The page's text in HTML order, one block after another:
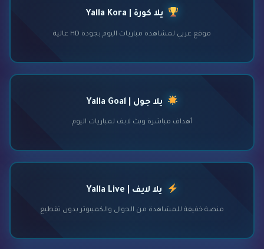
يلا كورة | Yalla Kora
موقع عربي لمشاهدة مباريات اليوم بجودة HD عالية
يلا جول | Yalla Goal
أهداف مباشرة وبث لايف لمباريات اليوم
يلا لايف | Yalla Live
منصة خفيفة للمشاهدة من الجوال والكمبيوتر بدون تقطيع